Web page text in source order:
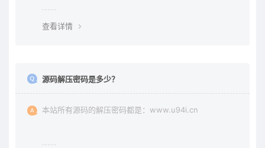
查看详情
源码解压密码是多少？
本站所有源码的解压密码都是：www.u94i.cn